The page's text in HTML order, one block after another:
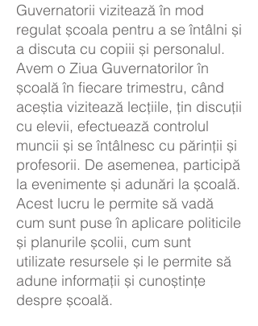
Guvernatorii vizitează în mod
regulat școala pentru a se întâlni și
a discuta cu copiii și personalul.
Avem o Ziua Guvernatorilor în
școală în fiecare trimestru, când
aceștia vizitează lecțiile, țin discuții
cu elevii, efectuează controlul
muncii și se întâlnesc cu părinții și
profesorii. De asemenea, participă
la evenimente și adunări la școală.
Acest lucru le permite să vadă
cum sunt puse în aplicare politicile
și planurile școlii, cum sunt
utilizate resursele și le permite să
adune informații și cunoștințe
despre școală.